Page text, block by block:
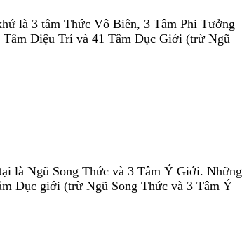
là 3 tâm Thức Vô Biên, 3 Tâm Phi Tưởng
Diệu Trí và 41 Tâm Dục Giới (trừ Ngũ
là Ngũ Song Thức và 3 Tâm Ý Giới. Những
Dục giới (trừ Ngũ Song Thức và 3 Tâm Ý